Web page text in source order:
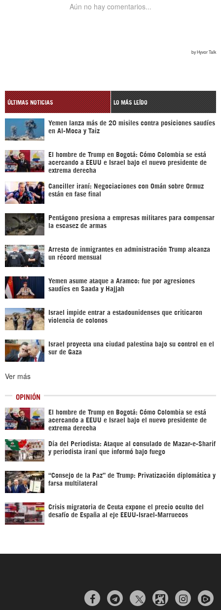
ÚLTIMAS NOTICIAS LO MÁS LEÍDO
Yemen lanza más de 20 misiles contra posiciones saudíes
en Al-Moca y Taiz
El hombre de Trump en Bogotá: Cómo Colombia se está
acercando a EEUU e Israel bajo el nuevo presidente de
extrema derecha
Canciller iraní: Negociaciones con Omán sobre Ormuz
están en fase final
Pentágono presiona a empresas militares para compensar
la escasez de armas
Arresto de inmigrantes en administración Trump alcanza
un récord mensual
Yemen asume ataque a Aramco: fue por agresiones
saudíes en Saada y Hajjah
Israel impide entrar a estadounidenses que criticaron
violencia de colonos
Israel proyecta una ciudad palestina bajo su control en el
sur de Gaza
Ver más
OPINIÓN
El hombre de Trump en Bogotá: Cómo Colombia se está
acercando a EEUU e Israel bajo el nuevo presidente de
extrema derecha
Día del Periodista: Ataque al consulado de Mazar-e-Sharif
y periodista iraní que informó bajo fuego
“Consejo de la Paz” de Trump: Privatización diplomática y
farsa multilateral
Crisis migratoria de Ceuta expone el precio oculto del
desafío de España al eje EEUU-Israel-Marruecos
  